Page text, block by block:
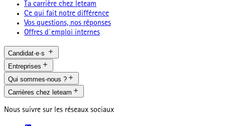
Ta carrière chez leteam
Ce qui fait notre différence
Vos questions, nos réponses
Offres d`emploi internes
Candidat·e·s
Entreprises
Qui sommes-nous ?
Carrières chez leteam
Nous suivre sur les réseaux sociaux